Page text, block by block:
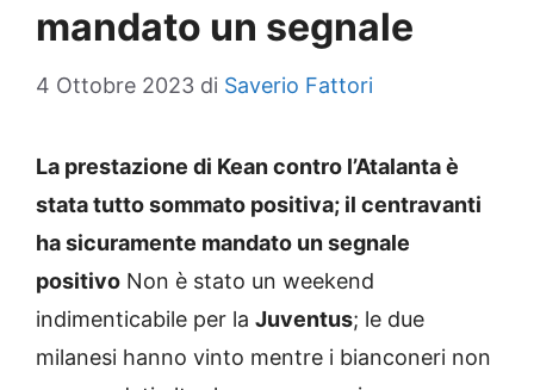
mandato un segnale
4 Ottobre 2023 di Saverio Fattori
La prestazione di Kean contro l’Atalanta è
stata tutto sommato positiva; il centravanti
ha sicuramente mandato un segnale
positivo Non è stato un weekend
indimenticabile per la Juventus; le due
milanesi hanno vinto mentre i bianconeri non